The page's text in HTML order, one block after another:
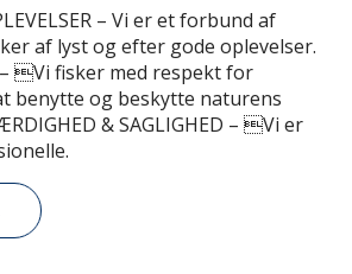
– Vi er et forbund af
af lyst og efter gode oplevelser.
– Vi fisker med respekt for
benytte og beskytte naturens
& SAGLIGHED – Vi er